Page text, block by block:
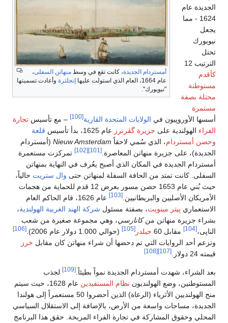
تقع في وسط منهاتن السفلى،
وأعادت تسميتها
القارية – مع تأسيستجارة
عام 1625، بدأ تأسيس
قلعة
Nieuw Amsterdam(أمستردام
[101]
تمركزت مستعمرة
يعُرف في النهاية بمنهاتن
لمنهاتن حتىوال ستريتحالياً،
حيث بُني عام 1653 حصن مسور بعرض 12 قدم للحماية من هجمات
عام 1626، قام الحاكم العام
شركة الهند الغربية الهولندية،
وهي مجموعة صغيرة من شعب
دولار عام 2006).
أن شراء منهاتن كان مقابل خرز
نمواً بطيئاً.
لجذب
المستفيدين
عام 1628، حيث سيتم
منح الهولنديين الأثرياء (الرعاة) الذين أحضروا 50 مستعمراً إلى هولندا
إلى الاستقلال السياسي
المربحة. حقق هذا البرنامج